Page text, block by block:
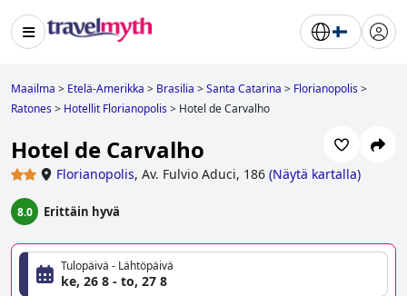
Maailma > Etelä-Amerikka > Brasilia >Santa Catarina > Florianopolis>
Ratones> Hotellit Florianopolis> Hotel de Carvalho
Hotel de Carvalho
Florianopolis, Av. Fulvio Aduci, 186 (Näytä kartalla)
8.0 Erittäin hyvä
Tulopäivä - Lähtöpäivä
ke, 26 8 - to, 27 8